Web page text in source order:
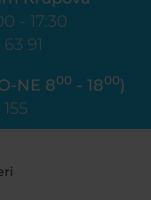
- 17:30
63 91
NE 800 - 1800)